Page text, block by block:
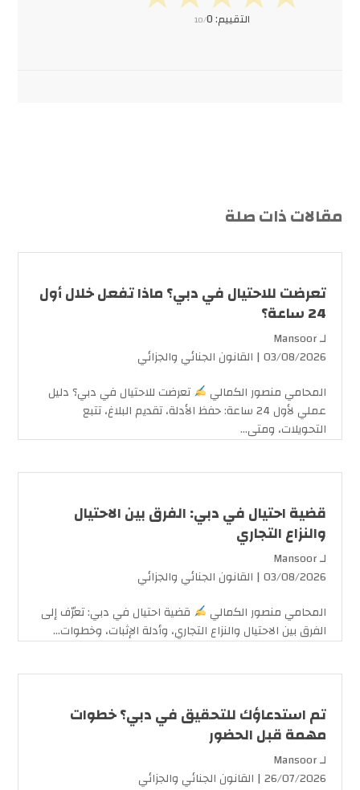
التقييم: 10/0
مقالات ذات صلة
تعرضت للاحتيال في دبي؟ ماذا تفعل خلال أول
24 ساعة؟
لـMansoor
03/08/2026 | القانون الجنائي والجزائي
المحامي منصور الكمالي
تعرضت للاحتيال في دبي؟ دليل
عملي لأول 24 ساعة: حفظ الأدلة، تقديم البلاغ، تتبع
التحويلات، ومتى...
قضية احتيال في دبي: الفرق بين الاحتيال
والنزاع التجاري
لـMansoor
03/08/2026 | القانون الجنائي والجزائي
المحامي منصور الكمالي
قضية احتيال في دبي: تعرّف إلى
الفرق بين الاحتيال والنزاع التجاري، وأدلة الإثبات، وخطوات...
تم استدعاؤك للتحقيق في دبي؟ خطوات
مهمة قبل الحضور
لـMansoor
26/07/2026 | القانون الجنائي والجزائي